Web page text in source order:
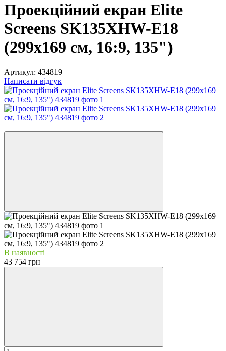
Проекційний екран Elite
Screens SK135XHW-E18
(299x169 см, 16:9, 135")
Артикул: 434819
Написати відгук
В наявності
43 754 грн